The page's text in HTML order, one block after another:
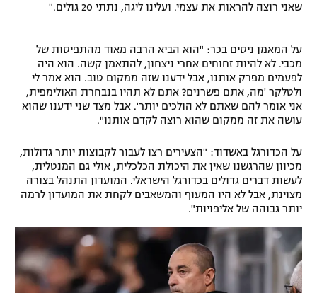
שאני רוצה להראות את עצמי. ועלינו ליגה, נתתי 20 גולים."
על המאמן ניסים בכר: "הוא הביא הרבה מאוד מהתפיסות של
מכבי. לא להיות זחוחים אחרי ניצחון, להתאמן קשה. הוא היה
לפעמים מפרק אותנו, אבל ידענו שזה ממקום טוב. הוא אמר לי
ולטלקר 'מה, אתם פשרנים? אתם לא תהיו בנבחרת האולימפית,
אני אומר להם שאתם לא הולכים יותר'. אבל מצד שני ידענו שהוא
עושה את זה ממקום שהוא רוצה לקדם אותנו".
על הכדורגל באשדוד: "הצעירים רצו לעבור לקבוצות יותר גדולות,
מכיוון שהרגשנו שאין את היכולת הכלכלית, אולי גם המנטלית,
לעשות דברים גדולים בכדורגל הישראלי. המועדון התנהל בצורה
מצוינת, אבל לא היו המעוף והמשאבים לקחת את המועדון לרמה
יותר גבוהה של אליפויות".